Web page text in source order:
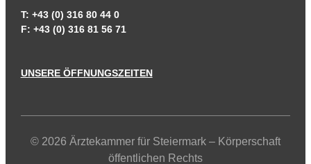
T: +43 (0) 316 80 44 0
F: +43 (0) 316 81 56 71
UNSERE ÖFFNUNGSZEITEN
© 2026 Ärztekammer für Steiermark – Körperschaft
öffentlichen Rechts